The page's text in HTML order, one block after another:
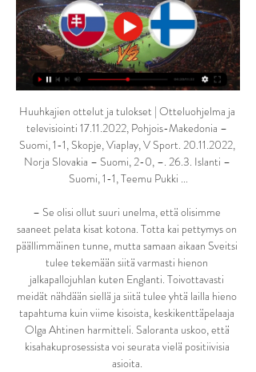
Huuhkajien ottelut ja tulokset | Otteluohjelma ja
televisiointi 17.11.2022, Pohjois-Makedonia –
Suomi, 1-1, Skopje, Viaplay, V Sport. 20.11.2022,
Norja Slovakia – Suomi, 2-0, –. 26.3. Islanti –
Suomi, 1-1, Teemu Pukki ...
– Se olisi ollut suuri unelma, että olisimme
saaneet pelata kisat kotona. Totta kai pettymys on
päällimmäinen tunne, mutta samaan aikaan Sveitsi
tulee tekemään siitä varmasti hienon
jalkapallojuhlan kuten Englanti. Toivottavasti
meidät nähdään siellä ja siitä tulee yhtä lailla hieno
tapahtuma kuin viime kisoista, keskikenttäpelaaja
Olga Ahtinen harmitteli. Saloranta uskoo, että
kisahakuprosessista voi seurata vielä positiivisia
asioita.